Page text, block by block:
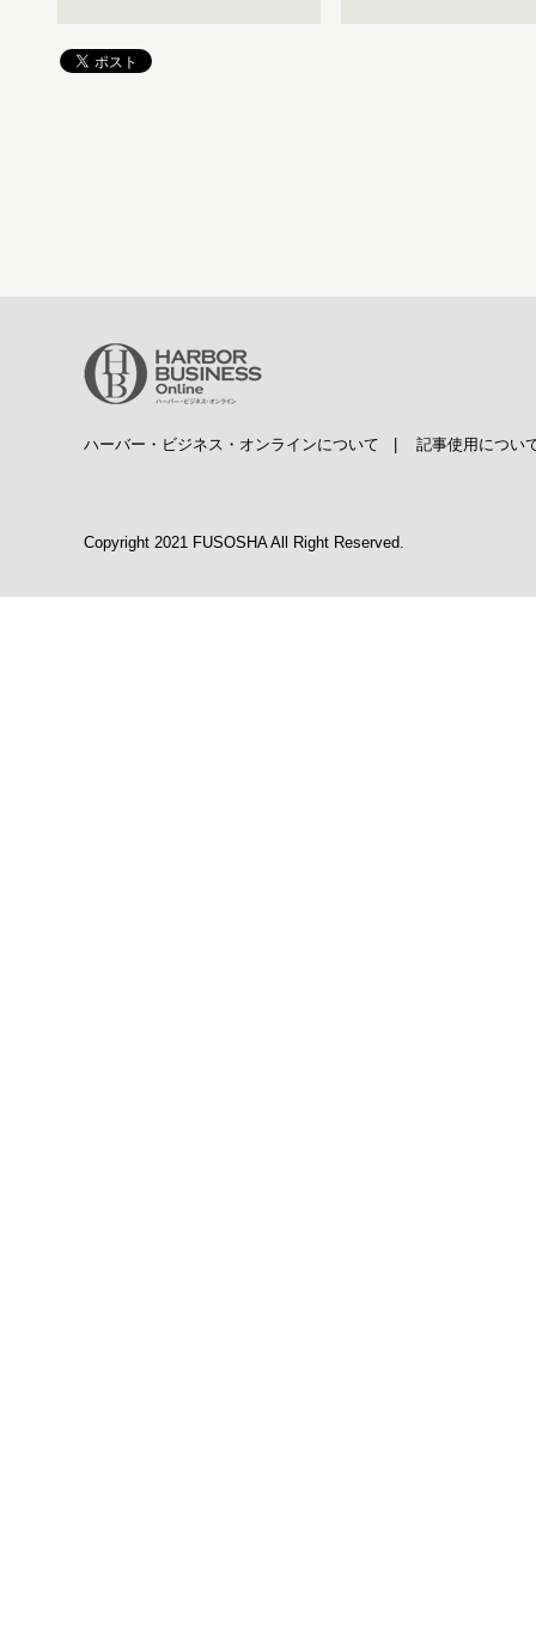
ハーバー・ビジネス・オンラインについて 記事使用につい
Copyright 2021 FUSOSHA All Right Reserved.